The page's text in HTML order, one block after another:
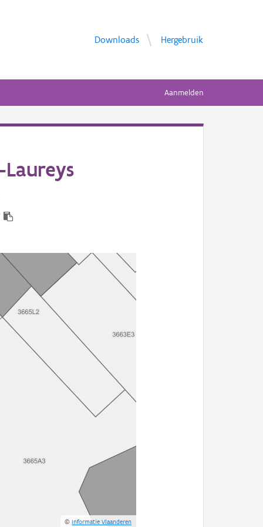
Downloads Hergebruik
Aanmelden
©Informatie Vlaanderen